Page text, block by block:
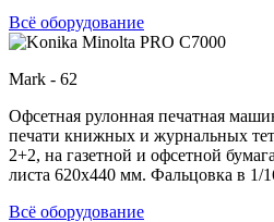
Всё оборудование
Mark - 62
Офсетная рулонная печатная
печати книжных и журнальных
2+2, на газетной и офсетной
листа 620х440 мм. Фальцовка в 1/
Всё оборудование